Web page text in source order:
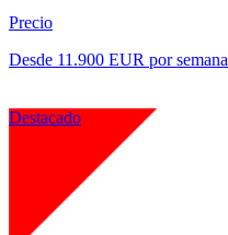
Precio
Desde 11.900 EUR por semana
Destacado